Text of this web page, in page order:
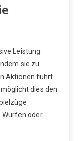
Leistung
sie zu
Aktionen führt.
dies den
oder